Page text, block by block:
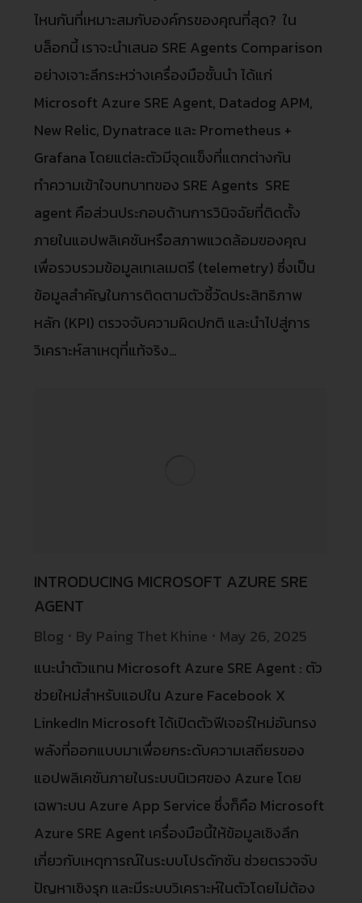
ไหนกันที่เหมาะสมกับองค์กรของคุณที่สุด? ใน
บล็อกนี้ เราจะนำเสนอ SRE Agents Comparison
อย่างเจาะลึกระหว่างเครื่องมือชั้นนำ ได้แก่
Microsoft Azure SRE Agent, Datadog APM,
New Relic, Dynatrace และ Prometheus +
Grafana โดยแต่ละตัวมีจุดแข็งที่แตกต่างกัน
ทำความเข้าใจบทบาทของ SRE Agents SRE
agent คือส่วนประกอบด้านการวินิจฉัยที่ติดตั้ง
ภายในแอปพลิเคชันหรือสภาพแวดล้อมของคุณ
เพื่อรวบรวมข้อมูลเทเลเมตรี (telemetry) ซึ่งเป็น
ข้อมูลสำคัญในการติดตามตัวชี้วัดประสิทธิภาพ
หลัก (KPI) ตรวจจับความผิดปกติ และนำไปสู่การ
วิเคราะห์สาเหตุที่แท้จริง…
INTRODUCING MICROSOFT AZURE SRE
AGENT
Blog By Paing Thet Khine
May 26, 2025
แนะนำตัวแทน Microsoft Azure SRE Agent : ตัว
ช่วยใหม่สำหรับแอปใน Azure Facebook X
LinkedIn Microsoft ได้เปิดตัวฟีเจอร์ใหม่อันทรง
พลังที่ออกแบบมาเพื่อยกระดับความเสถียรของ
แอปพลิเคชันภายในระบบนิเวศของ Azure โดย
เฉพาะบน Azure App Service ซึ่งก็คือ Microsoft
Azure SRE Agent เครื่องมือนี้ให้ข้อมูลเชิงลึก
เกี่ยวกับเหตุการณ์ในระบบโปรดักชัน ช่วยตรวจจับ
ปัญหาเชิงรุก และมีระบบวิเคราะห์ในตัวโดยไม่ต้อง